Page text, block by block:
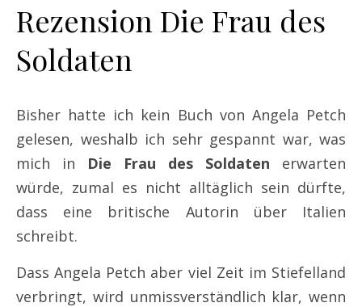
Rezension Die Frau des
Soldaten
Bisher hatte ich kein Buch von Angela Petch
gelesen, weshalb ich sehr gespannt war, was
mich in Die Frau des Soldaten erwarten
würde, zumal es nicht alltäglich sein dürfte,
dass eine britische Autorin über Italien
schreibt.
Dass Angela Petch aber viel Zeit im Stiefelland
verbringt, wird unmissverständlich klar, wenn